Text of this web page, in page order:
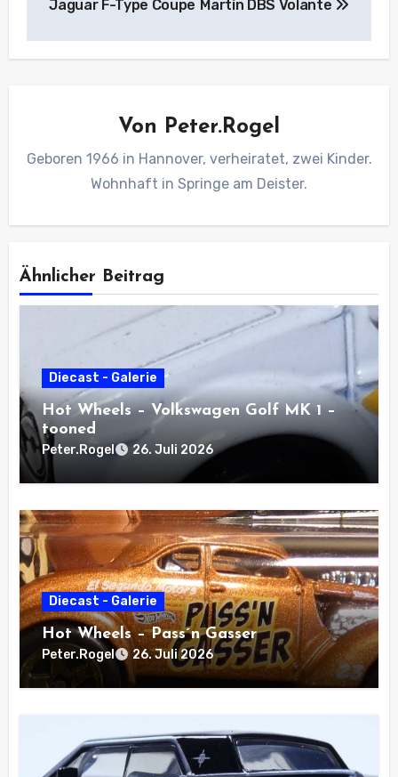
Jaguar F-Type Coupe Martin DBS Volante
Von Peter.Rogel
Geboren 1966 in Hannover, verheiratet, zwei Kinder.
Wohnhaft in Springe am Deister.
Ähnlicher Beitrag
Diecast - Galerie
Hot Wheels – Volkswagen Golf MK 1 –
tooned
Peter.Rogel 26. Juli 2026
Diecast - Galerie
Hot Wheels – Pass´n Gasser
Peter.Rogel 26. Juli 2026